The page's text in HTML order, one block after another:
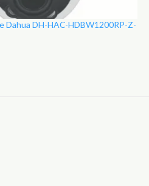
Dahua DH-HAC-HDBW1200RP-Z-